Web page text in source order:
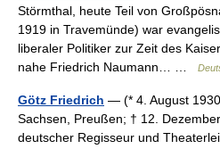
Störmthal, heute Teil von
1919 in Travemünde) war
liberaler Politiker zur Zeit des
nahe Friedrich Naumann… …
Götz Friedrich — (* 4. August
Sachsen, Preußen; † 12.
deutscher Regisseur und